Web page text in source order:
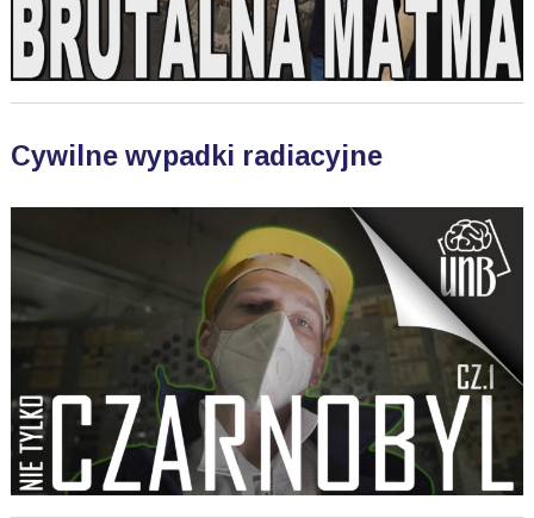
Cywilne wypadki radiacyjne